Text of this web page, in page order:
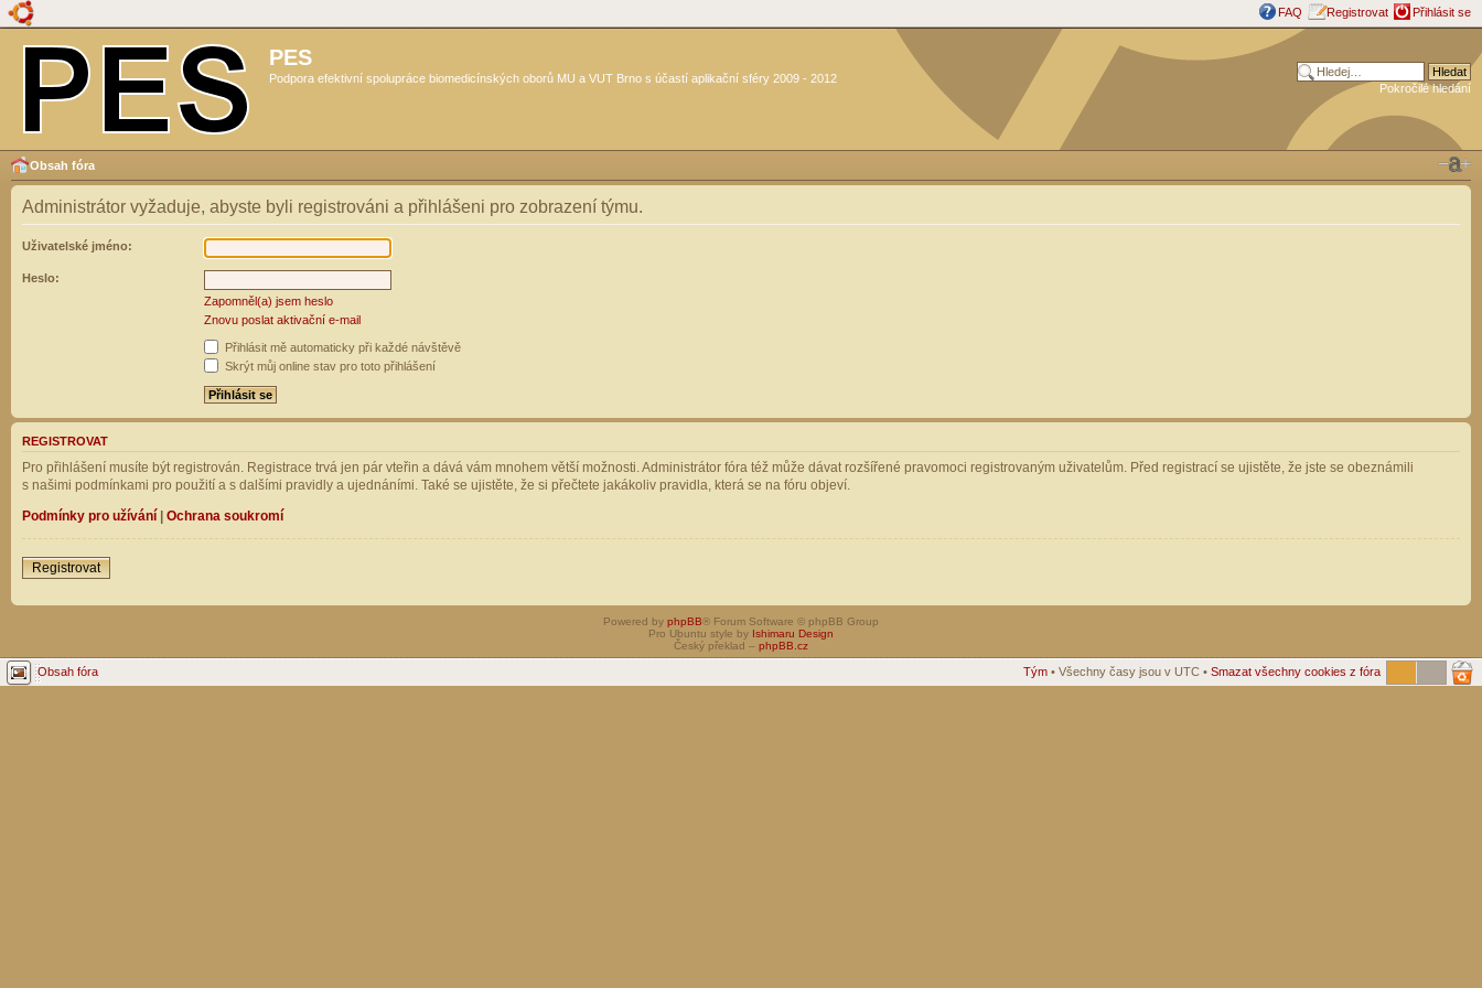
FAQ Registrovat Přihlásit se
PES
Podpora efektivní spolupráce biomedicínských oborů MU a VUT Brno s účastí aplikační sféry 2009 - 2012
Pokročilé hledání
Obsah fóra
Administrátor vyžaduje, abyste byli registrováni a přihlášeni pro zobrazení týmu.
Uživatelské jméno:
Heslo:
Zapomněl(a) jsem heslo
Znovu poslat aktivační e-mail
Přihlásit mě automaticky při každé návštěvě
Skrýt můj online stav pro toto přihlášení
REGISTROVAT
Pro přihlášení musíte být registrován. Registrace trvá jen pár vteřin a dává vám mnohem větší možnosti. Administrátor fóra též může dávat rozšířené pravomoci registrovaným uživatelům. Před registrací se ujistěte, že jste se obeznámili
s našimi podmínkami pro použití a s dalšími pravidly a ujednáními. Také se ujistěte, že si přečtete jakákoliv pravidla, která se na fóru objeví.
Podmínky pro užívání | Ochrana soukromí
Registrovat
Powered by phpBB® Forum Software © phpBB Group
Pro Ubuntu style by Ishimaru Design
Český překlad – phpBB.cz
Obsah fóra Tým • Všechny časy jsou v UTC • Smazat všechny cookies z fóra